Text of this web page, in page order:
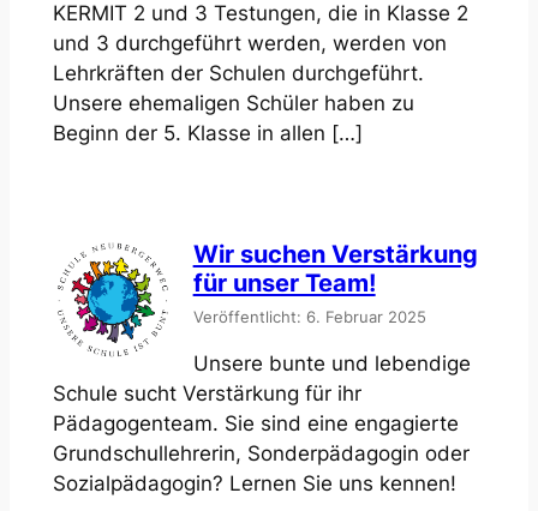
KERMIT 2 und 3 Testungen, die in Klasse 2
und 3 durchgeführt werden, werden von
Lehrkräften der Schulen durchgeführt.
Unsere ehemaligen Schüler haben zu
Beginn der 5. Klasse in allen […]
Wir suchen Verstärkung
für unser Team!
Veröffentlicht: 6. Februar 2025
Unsere bunte und lebendige
Schule sucht Verstärkung für ihr
Pädagogenteam. Sie sind eine engagierte
Grundschullehrerin, Sonderpädagogin oder
Sozialpädagogin? Lernen Sie uns kennen!